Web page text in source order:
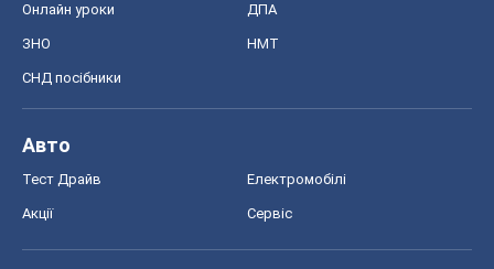
Онлайн уроки ДПА
ЗНО НМТ
СНД посібники
Авто
Тест Драйв Електромобілі
Акції Сервіс